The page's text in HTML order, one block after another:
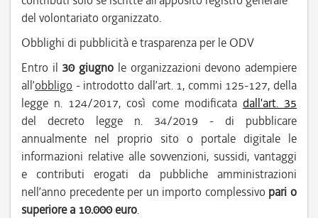
del volontariato organizzato.
Obblighi di pubblicità e trasparenza per le ODV
Entro il 30 giugno le organizzazioni devono adempiere
all’obbligo - introdotto dall’art. 1, commi 125-127, della
legge n. 124/2017, così come modificata dall'art. 35
del decreto legge n. 34/2019 - di pubblicare
annualmente nel proprio sito o portale digitale le
informazioni relative alle sovvenzioni, sussidi, vantaggi
e contributi erogati da pubbliche amministrazioni
nell’anno precedente per un importo complessivo pari o
superiore a 10.000 euro.